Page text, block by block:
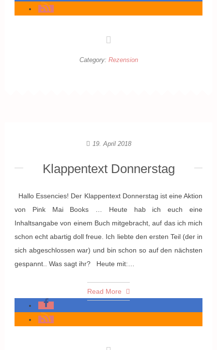
Category: Rezension
19. April 2018
Klappentext Donnerstag
Hallo Essencies! Der Klappentext Donnerstag ist eine Aktion
von Pink Mai Books … Heute hab ich euch eine
Inhaltsangabe von einem Buch mitgebracht, auf das ich mich
schon echt abartig doll freue. Ich liebte den ersten Teil (der in
sich abgeschlossen war) und bin schon so auf den nächsten
gespannt.. Was sagt ihr? Heute mit:…
Read More